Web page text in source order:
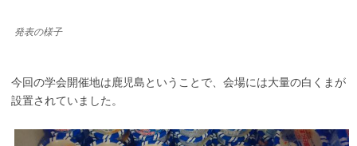
発表の様子
今回の学会開催地は鹿児島ということで、会場には大量の白くまが
設置されていました。